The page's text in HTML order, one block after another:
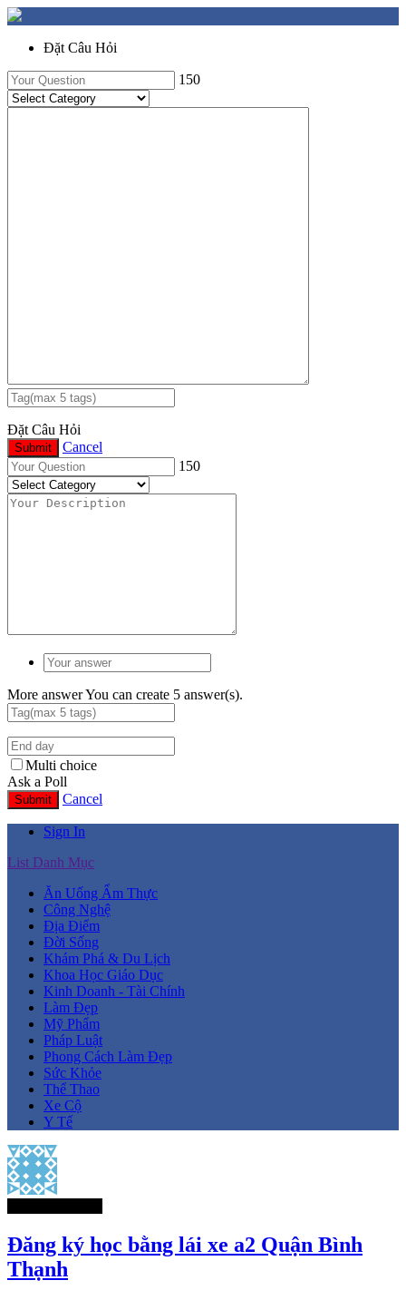
Đặt Câu Hỏi
150
Đặt Câu Hỏi
Submit
Cancel
150
More answerYou can create 5 answer(s).
Multi choice
Ask a Poll
Submit Cancel
Sign In
List Danh Mục
Ăn Uống Ẩm Thực
Công Nghệ
Địa Điểm
Đời Sống
Khám Phá & Du Lịch
Khoa Học Giáo Dục
Kinh Doanh - Tài Chính
Làm Đẹp
Mỹ Phẩm
Pháp Luật
Phong Cách Làm Đẹp
Sức Khỏe
Thể Thao
Xe Cộ
Y Tế
Đăng ký học bằng lái xe a2 Quận Bình
Thạnh